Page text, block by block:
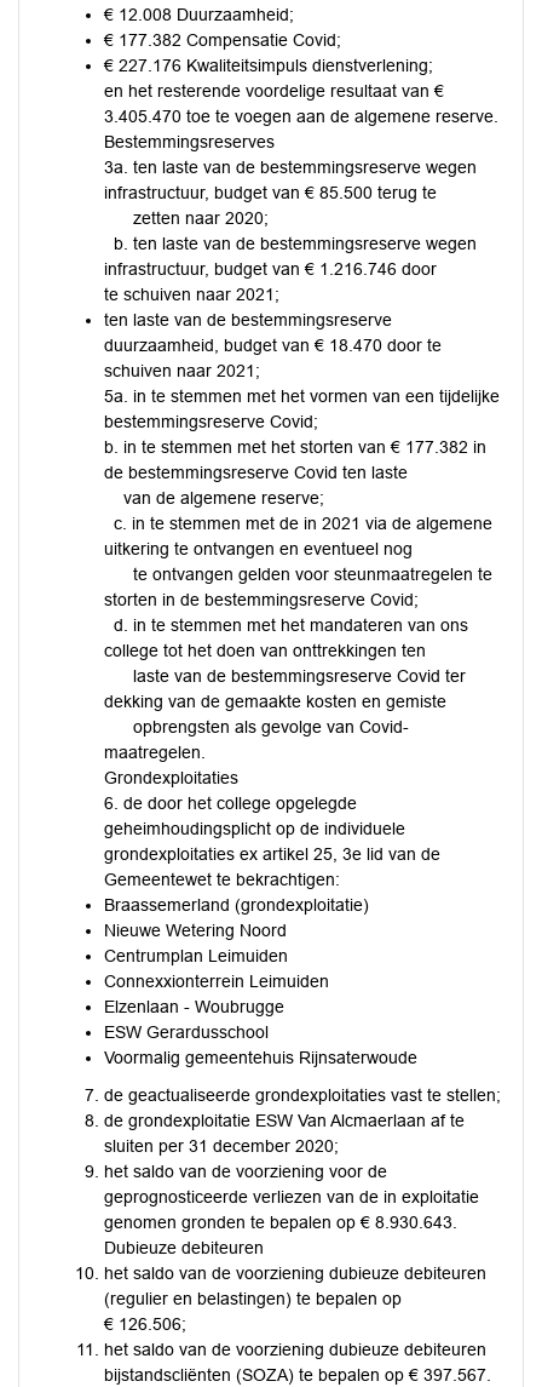
€ 12.008 Duurzaamheid;
€ 177.382 Compensatie Covid;
€ 227.176 Kwaliteitsimpuls dienstverlening;
en het resterende voordelige resultaat van €
3.405.470 toe te voegen aan de algemene reserve.
Bestemmingsreserves
3a. ten laste van de bestemmingsreserve wegen
infrastructuur, budget van € 85.500 terug te
zetten naar 2020;
b. ten laste van de bestemmingsreserve wegen
infrastructuur, budget van € 1.216.746 door
te schuiven naar 2021;
ten laste van de bestemmingsreserve
duurzaamheid, budget van € 18.470 door te
schuiven naar 2021;
5a. in te stemmen met het vormen van een tijdelijke
bestemmingsreserve Covid;
b. in te stemmen met het storten van € 177.382 in
de bestemmingsreserve Covid ten laste
van de algemene reserve;
c. in te stemmen met de in 2021 via de algemene
uitkering te ontvangen en eventueel nog
te ontvangen gelden voor steunmaatregelen te
storten in de bestemmingsreserve Covid;
d. in te stemmen met het mandateren van ons
college tot het doen van onttrekkingen ten
laste van de bestemmingsreserve Covid ter
dekking van de gemaakte kosten en gemiste
opbrengsten als gevolge van Covid-
maatregelen.
Grondexploitaties
6. de door het college opgelegde
geheimhoudingsplicht op de individuele
grondexploitaties ex artikel 25, 3e lid van de
Gemeentewet te bekrachtigen:
Braassemerland (grondexploitatie)
Nieuwe Wetering Noord
Centrumplan Leimuiden
Connexxionterrein Leimuiden
Elzenlaan - Woubrugge
ESW Gerardusschool
Voormalig gemeentehuis Rijnsaterwoude
de geactualiseerde grondexploitaties vast te stellen;
de grondexploitatie ESW Van Alcmaerlaan af te
sluiten per 31 december 2020;
het saldo van de voorziening voor de
geprognosticeerde verliezen van de in exploitatie
genomen gronden te bepalen op € 8.930.643.
Dubieuze debiteuren
het saldo van de voorziening dubieuze debiteuren
(regulier en belastingen) te bepalen op
€ 126.506;
het saldo van de voorziening dubieuze debiteuren
bijstandscliënten (SOZA) te bepalen op € 397.567.